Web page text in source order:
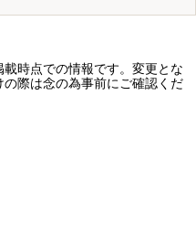
時点での情報です。変更とな
際は念の為事前にご確認くだ